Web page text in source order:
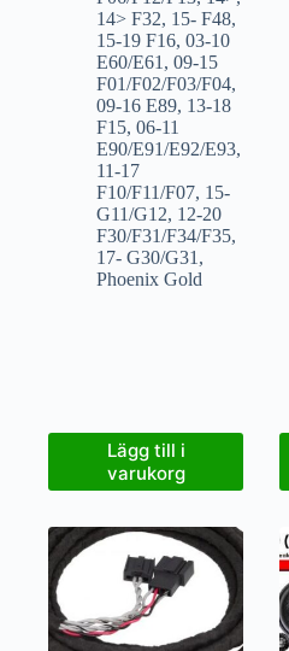
14> F32, 15- F48,
15-19 F16, 03-10
E60/E61 , 09-15
F01/F02/F03/F04,
09-16 E89, 13-18
F15, 06-11
E90/E91/E92/E93,
11-17
F10/F11/F07, 15-
G11/G12, 12-20
F30/F31/F34/F35,
17- G30/G31 ,
Phoenix Gold
Lägg till i
varukorg